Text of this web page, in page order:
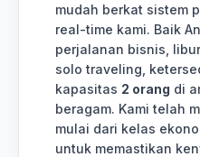
mudah berkat sistem
real-time kami. Baik
perjalanan bisnis,
solo traveling,
kapasitas 2 orang di
beragam. Kami telah
mulai dari kelas
untuk memastikan